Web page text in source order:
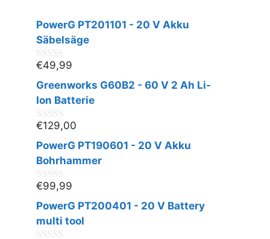
PowerG PT201101 - 20 V Akku
Säbelsäge
0
v
o
n
€49,99
Greenworks G60B2 - 60 V 2 Ah Li-
Ion Batterie
0
v
o
n
€129,00
PowerG PT190601 - 20 V Akku
Bohrhammer
0
v
o
n
€99,99
PowerG PT200401 - 20 V Battery
multi tool